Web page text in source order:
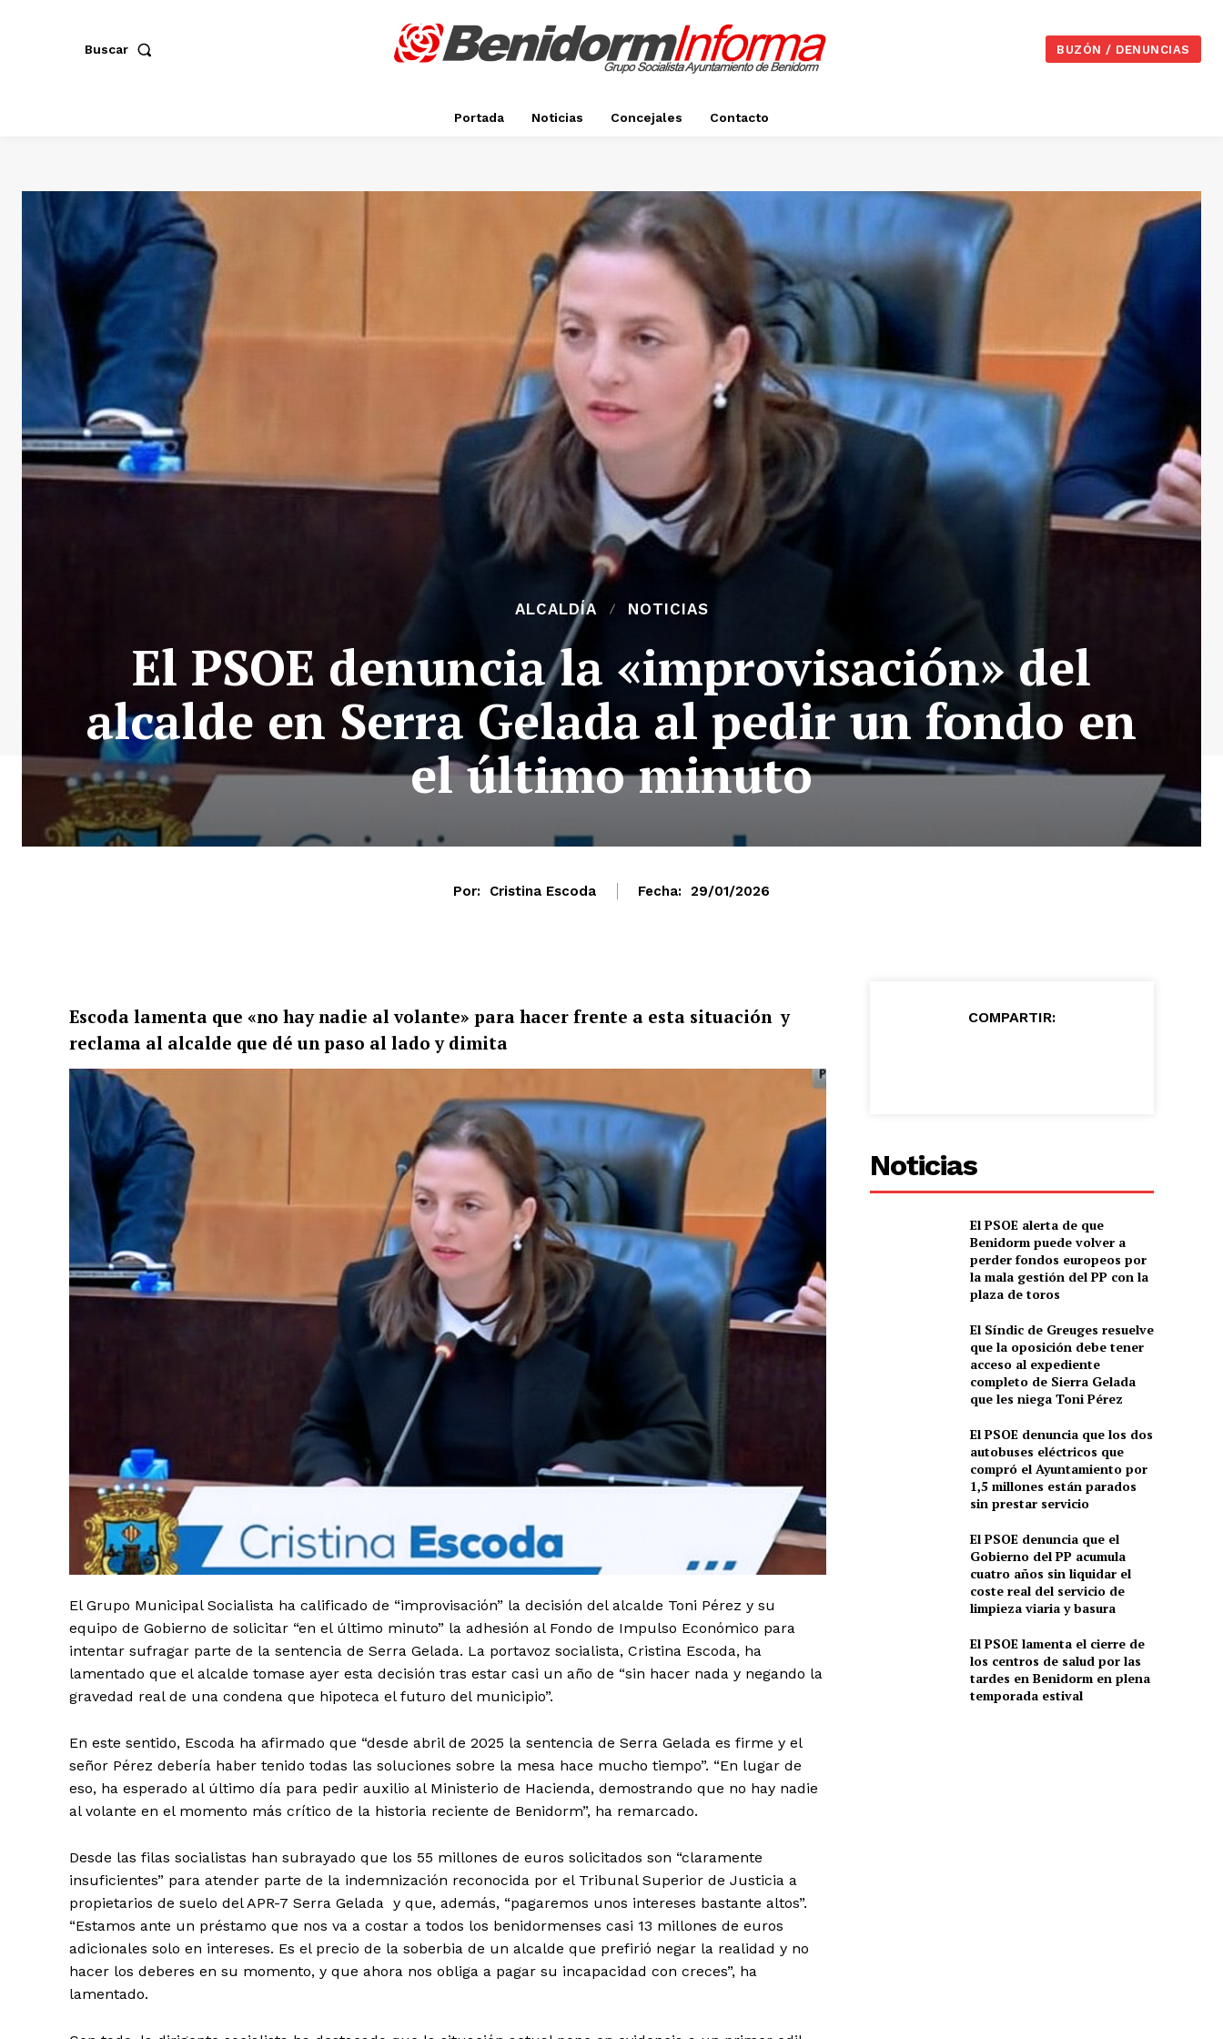
Buscar BUZÓN / DENUNCIAS
Portada Noticias Concejales Contacto
ALCALDÍA NOTICIAS
El PSOE denuncia la «improvisación» del
alcalde en Serra Gelada al pedir un fondo en
el último minuto
Por: Cristina Escoda Fecha: 29/01/2026
Escoda lamenta que «no hay nadie al volante» para hacer frente a esta situación y
reclama al alcalde que dé un paso al lado y dimita
El Grupo Municipal Socialista ha calificado de “improvisación” la decisión del alcalde Toni Pérez y su
equipo de Gobierno de solicitar “en el último minuto” la adhesión al Fondo de Impulso Económico para
intentar sufragar parte de la sentencia de Serra Gelada. La portavoz socialista, Cristina Escoda, ha
lamentado que el alcalde tomase ayer esta decisión tras estar casi un año de “sin hacer nada y negando la
gravedad real de una condena que hipoteca el futuro del municipio”.
En este sentido, Escoda ha afirmado que “desde abril de 2025 la sentencia de Serra Gelada es firme y el
señor Pérez debería haber tenido todas las soluciones sobre la mesa hace mucho tiempo”. “En lugar de
eso, ha esperado al último día para pedir auxilio al Ministerio de Hacienda, demostrando que no hay nadie
al volante en el momento más crítico de la historia reciente de Benidorm”, ha remarcado.
Desde las filas socialistas han subrayado que los 55 millones de euros solicitados son “claramente
insuficientes” para atender parte de la indemnización reconocida por el Tribunal Superior de Justicia a
propietarios de suelo del APR-7 Serra Gelada y que, además, “pagaremos unos intereses bastante altos”.
“Estamos ante un préstamo que nos va a costar a todos los benidormenses casi 13 millones de euros
adicionales solo en intereses. Es el precio de la soberbia de un alcalde que prefirió negar la realidad y no
hacer los deberes en su momento, y que ahora nos obliga a pagar su incapacidad con creces”, ha
lamentado.
COMPARTIR:
Noticias
El PSOE alerta de que
Benidorm puede volver a
perder fondos europeos por
la mala gestión del PP con la
plaza de toros
El Síndic de Greuges resuelve
que la oposición debe tener
acceso al expediente
completo de Sierra Gelada
que les niega Toni Pérez
El PSOE denuncia que los dos
autobuses eléctricos que
compró el Ayuntamiento por
1,5 millones están parados
sin prestar servicio
El PSOE denuncia que el
Gobierno del PP acumula
cuatro años sin liquidar el
coste real del servicio de
limpieza viaria y basura
El PSOE lamenta el cierre de
los centros de salud por las
tardes en Benidorm en plena
temporada estival